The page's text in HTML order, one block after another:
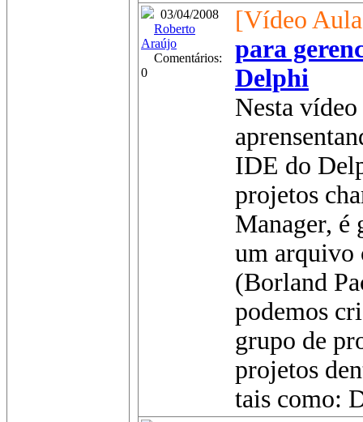
03/04/2008
Roberto
Araújo
Comentários:
0
[Vídeo
para
Delphi
Nesta
IDE do
projetos
Manager, é
um arquivo
(Borland
podemos
grupo de
projetos
tais como: